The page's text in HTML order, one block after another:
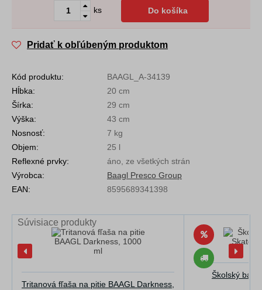
ks Do košíka
Pridať k obľúbeným produktom
Kód produktu:
BAAGL_A-34139
Hĺbka:
20 cm
Šírka:
29 cm
Výška:
43 cm
Nosnosť:
7 kg
Objem:
25 l
Reflexné prvky:
áno, ze všetkých strán
Výrobca:
Baagl Presco Group
EAN:
8595689341398
Súvisiace produkty
Tritanová fľaša na pitie BAAGL Darkness,
Školský